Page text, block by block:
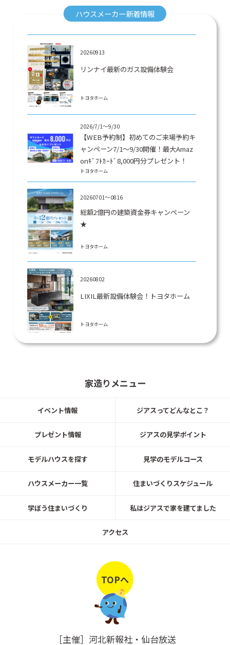
ハウスメーカー新着情報
20260913
リンナイ最新のガス設備体験会
トヨタホーム
2026/7/1～9/30
【WEB予約制】初めてのご来場予約キ
ャンペーン7/1～9/30開催！最大Amaz
onｷﾞﾌﾄｶｰﾄﾞ8,000円分プレゼント！
トヨタホーム
20260701～0816
総額2億円の建築資金券キャンペーン
★
トヨタホーム
20260802
LIXIL最新設備体験会！トヨタホーム
トヨタホーム
地登場！！
2026.6.26㈮～7.31㈮
名取市愛島郷モデルハウス見学可能！
トヨタホーム
20260401～0630
催！ トヨタホーム展示場＆分譲建
トヨタホーム
20260501～0531
【WEB予約制】ファーストクラスリビ
ング街かど展示棟完成見学会5/1～5/3
家造りメニュー
イベント情報
プレゼント情報
モデルハウスを探す
ハウスメーカー一覧
学ぼう住まいづくり
ジアスってどんなとこ？
ジアスの見学ポイント
見学のモデルコース
住まいづくりスケジュール
私はジアスで家を建てました
アクセス
TOPへ
［主催］河北新報社・仙台放送